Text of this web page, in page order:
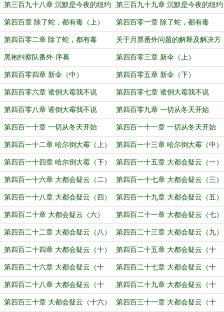
（下） （上）
第三百九十八章 沉默是今夜的纽约
（中）
第三百九十九章 沉默是今夜的纽约
（下）
第四百章 除了蛇，都有毒（上） 第四百零一章 除了蛇，都有毒
（中）
第四百零二章 除了蛇，都有毒
（下）
关于月票番外问题的解释及解决方
案
黑袍纠察队番外·序幕 第四百零三章 新伞（上）
第四百零四章 新伞（中） 第四百零五章 新伞（下）
第四百零六章 谁倒大霉我不说
（上）
第四百零七章 谁倒大霉我不说
（中）
第四百零八章 谁倒大霉我不说
（下）
第四百零九章 一切从冬天开始
（上）
第四百一十章 一切从冬天开始
（中）
第四百一十一章 一切从冬天开始
（下）
第四百一十二章 哈尔倒大霉（上） 第四百一十三章 哈尔倒大霉（中）
第四百一十四章 哈尔倒大霉（下） 第四百一十五章 大都会疑云（一）
第四百一十六章 大都会疑云（二） 第四百一十七章 大都会疑云（三）
第四百一十八章 大都会疑云（四） 第四百一十九章 大都会疑云（五）
第四百二十章 大都会疑云（六） 第四百二十一章 大都会疑云（七）
第四百二十二章 大都会疑云（八） 第四百二十三章 大都会疑云（九）
第四百二十四章 大都会疑云（十） 第四百二十五章 大都会疑云（十
一）
第四百二十六章 大都会疑云（十
二）
第四百二十七章 大都会疑云（十
三）
第四百二十八章 大都会疑云（十
四）
第四百二十九章 大都会疑云（十
五）
第四百三十章 大都会疑云（十六） 第四百三十一章 大都会疑云（十